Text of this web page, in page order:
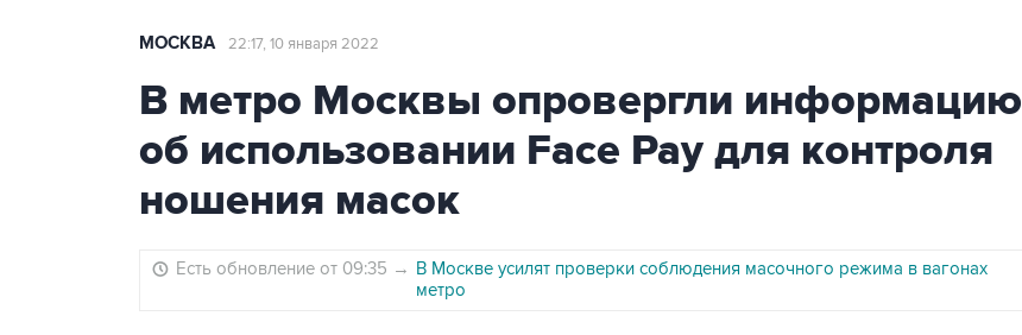
МОСКВА 22:17, 10 января 2022
В метро Москвы опровергли информацию
об использовании Face Pay для контроля
ношения масок
Есть обновление от 09:35 → В Москве усилят проверки соблюдения масочного режима в вагонах
метро